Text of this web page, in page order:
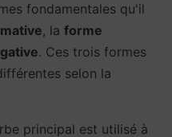
fondamentales qu'il
, la forme
. Ces trois formes
selon la
principal est utilisé à